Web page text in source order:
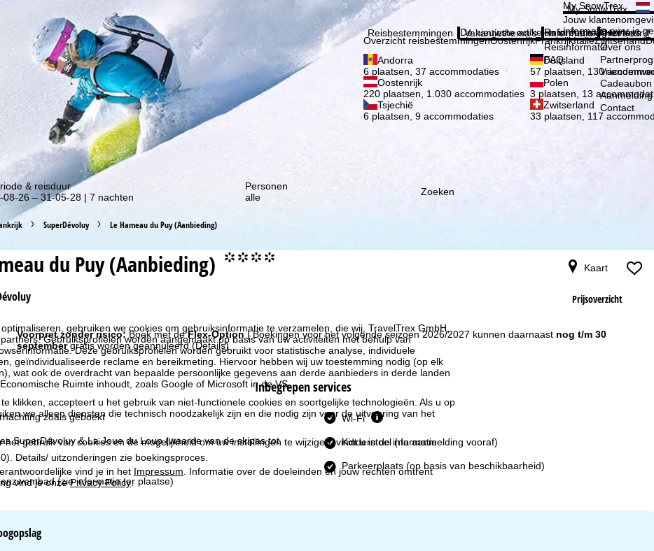
gebruiken we cookies om gebruiksinformatie te verzamelen, die wij, TravelTrex GmbH,
Gebruiksprofielen worden aangemaakt op basis van uw activiteiten met behulp van
Deze gebruiksprofielen worden gebruikt voor statistische analyse, individuele
geïndividualiseerde reclame en bereikmeting. Hiervoor hebben wij uw toestemming nodig (op elk
wat ook de overdracht van bepaalde persoonlijke gegevens aan derde aanbieders in derde landen
Ruimte inhoudt, zoals Google of Microsoft in de VS.
te klikken, accepteert u het gebruik van niet-functionele cookies en soortgelijke technologieën. Als u op
we alleen diensten die technisch noodzakelijk zijn en die nodig zijn voor de uitvoering van het
het gebruik van cookies en de mogelijkheid om uw instellingen te wijzigen, vindt u in de informatie
vind je in het Impressum . Informatie over de doeleinden en jouw rechten omtrent
vind je onzePrivacy Policy.
hoogte van onze kortingsacties!
My SnowTrex
My SnowTrex
Jouw
informatie over je
Reisbestemmingen
Overzicht reisbestemmingenOostenrijkFrankrijkItaliëZwitserland
Andorra
6 plaatsen, 37 accommodaties
Duitsland
57 plaatsen, 130
Oostenrijk
220 plaatsen, 1.030 accommodaties
Polen
3 plaatsen, 13
Tsjechië
6 plaatsen, 9 accommodaties
Zwitserland
33 plaatsen, 117
Vakantiethema's
De nieuwste artikelen in ons magazine
Informatie
Reisinformatie
Reisinformatie
FAQ
Het bedrijf
Over ons
Over ons
Cadeaubon
Contact
& reisduur
08-26 – 31-05-28 | 7 nachten
Personen
alle
Zoeken
SuperDévoluy Le Hameau du Puy (Aanbieding)
du Puy (Aanbieding) °°°°
Kaart
Prijsoverzicht
Voorpret zonder risico: Boek met deFlex-Option| Boekingen voor het volgende seizoen 2026/2027 kunnen daarnaast nog t/m 30
septembergratis worden geannuleerd(Details)
Inbegrepen services
zoals geboekt
SuperDévoluy & La Joue du Loup(waarde van de skipas tot
Details/ uitzonderingen zie boekingsproces.
(zie informatie ter plaatse)
Wi-Fi
Kinderstoel (na aanmelding vooraf)
Parkeerplaats (op basis van beschikbaarheid)